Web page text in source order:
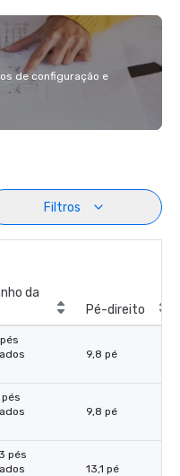
de configuração e
Filtros
da
Pé-direito
9,8 pé
9,8 pé
pés
13,1 pé